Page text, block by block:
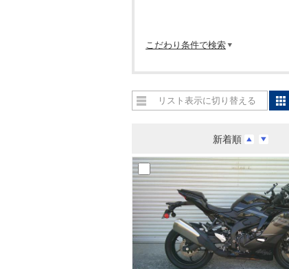
こだわり条件で検索
新着順
リスト表示に切り替える